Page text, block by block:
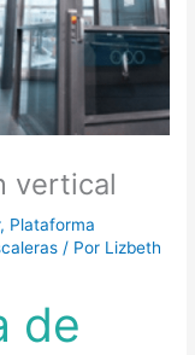
vertical
, Plataforma
/ Por Lizbeth
de